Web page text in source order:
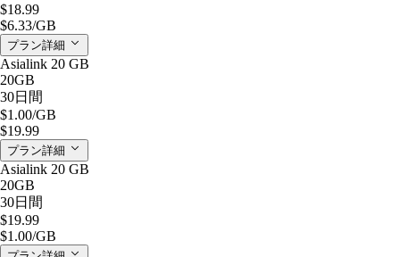
$18.99
$6.33/GB
プラン詳細
Asialink 20 GB
20GB
30日間
$1.00/GB
$19.99
プラン詳細
Asialink 20 GB
20GB
30日間
$19.99
$1.00/GB